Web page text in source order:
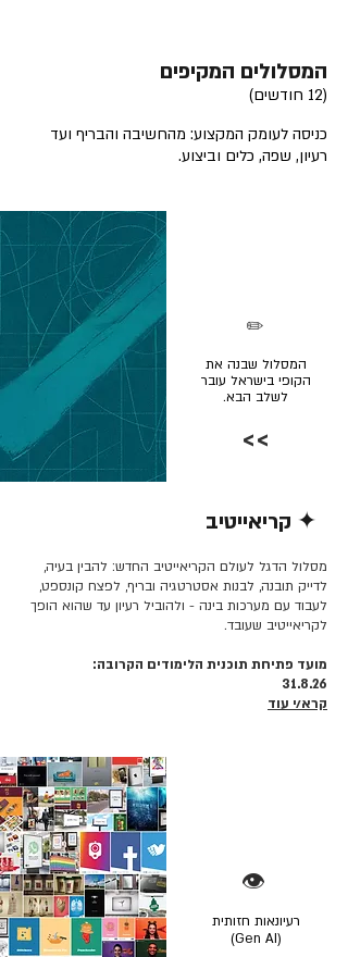
המסלולים המקיפים
(12 חודשים)
כניסה לעומק המקצוע: מהחשיבה והבריף ועד
רעיון, שפה, כלים וביצוע.
המסלול שבנה את
הקופי בישראל עובר
לשלב הבא.
✏️
>>
✦ קריאייטיב
מסלול הדגל לעולם הקריאייטיב החדש: להבין בעיה,
לדייק תובנה, לבנות אסטרטגיה ובריף, לפצח קונספט,
לעבוד עם מערכות בינה - ולהוביל רעיון עד שהוא הופך
לקריאייטיב שעובד.
מועד פתיחת תוכנית הלימודים הקרובה:
31.8.26
קרא/י עוד
👁️
רעיונאות חזותית
(Gen AI)